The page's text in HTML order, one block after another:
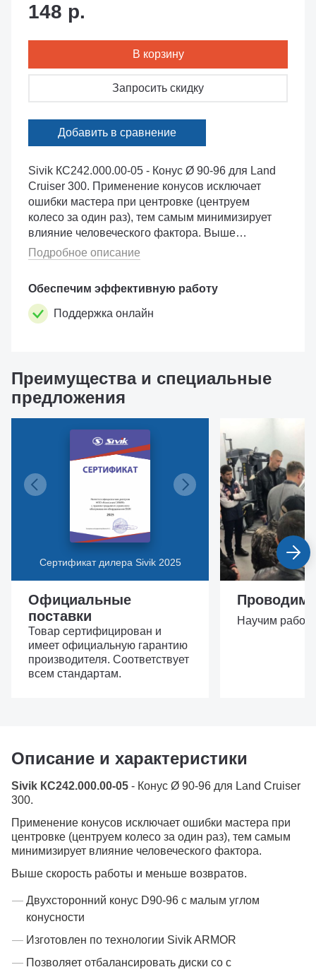
Sivik КС242.000.00-05 - Конус Ø 90-96 для Land
Cruiser 300. Применение конусов исключает
ошибки мастера при центровке (центруем
колесо за один раз), тем самым минимизирует
влияние человеческого фактора. Выше
скорость работы и меньше возвратов.
Двухсторонний конус D90-96 с малым углом
Подробное описание
Обеспечим эффективную работу
Поддержка онлайн
148 р.
В корзину
Запросить скидку
Добавить в сравнение
Преимущества и специальные
предложения
Сертификат дилера Sivik 2025
Официальные
поставки
Товар сертифицирован и
имеет официальную гарантию
производителя. Соответствует
всем стандартам.
Проводим
Научим
Описание и характеристики
Sivik КС242.000.00-05 - Конус Ø 90-96 для Land Cruiser
300.
Применение конусов исключает ошибки мастера при
центровке (центруем колесо за один раз), тем самым
минимизирует влияние человеческого фактора.
Выше скорость работы и меньше возвратов.
Двухсторонний конус D90-96 с малым углом
конусности
Изготовлен по технологии Sivik ARMOR
Позволяет отбалансировать диски со с